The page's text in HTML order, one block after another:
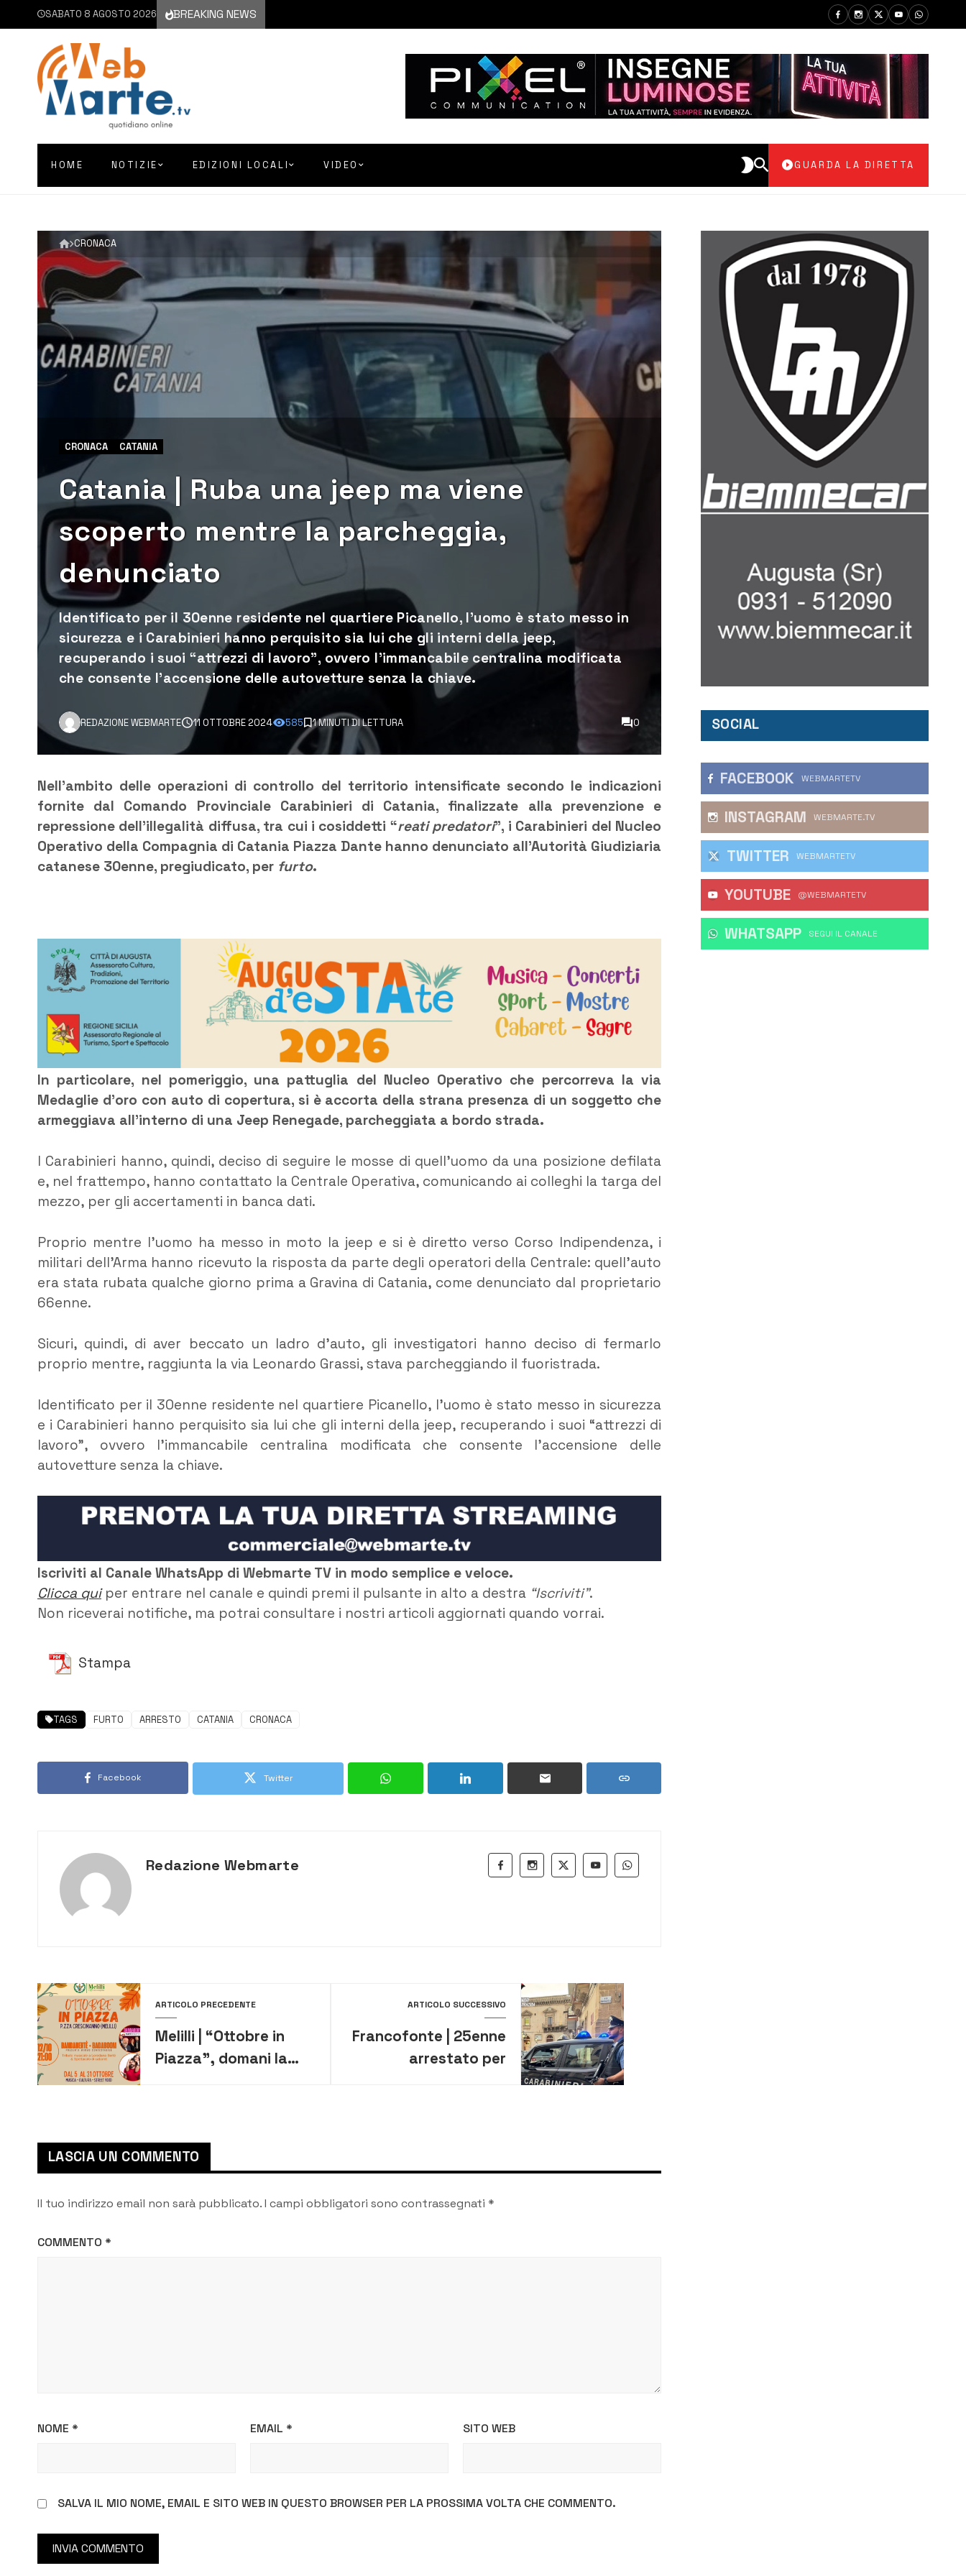
SABATO 8 AGOSTO 2026 BREAKING NEWS
HOME NOTIZIE EDIZIONI LOCALI VIDEO GUARDA LA DIRETTA
CRONACA
CRONACA CATANIA
Catania | Ruba una jeep ma viene
scoperto mentre la parcheggia,
denunciato
Identificato per il 30enne residente nel quartiere Picanello, l’uomo è stato messo in
sicurezza e i Carabinieri hanno perquisito sia lui che gli interni della jeep,
recuperando i suoi “attrezzi di lavoro”, ovvero l’immancabile centralina modificata
che consente l’accensione delle autovetture senza la chiave.
REDAZIONE WEBMARTE 11 OTTOBRE 2024 585 1 MINUTI DI LETTURA 0
Nell’ambito delle operazioni di controllo del territorio intensificate secondo le indicazioni
fornite dal Comando Provinciale Carabinieri di Catania, finalizzate alla prevenzione e
repressione dell’illegalità diffusa, tra cui i cosiddetti “reati predatori”, i Carabinieri del Nucleo
Operativo della Compagnia di Catania Piazza Dante hanno denunciato all’Autorità Giudiziaria
catanese 30enne, pregiudicato, per furto.
In particolare, nel pomeriggio, una pattuglia del Nucleo Operativo che percorreva la via
Medaglie d’oro con auto di copertura, si è accorta della strana presenza di un soggetto che
armeggiava all’interno di una Jeep Renegade, parcheggiata a bordo strada.
I Carabinieri hanno, quindi, deciso di seguire le mosse di quell’uomo da una posizione defilata
e, nel frattempo, hanno contattato la Centrale Operativa, comunicando ai colleghi la targa del
mezzo, per gli accertamenti in banca dati.
Proprio mentre l’uomo ha messo in moto la jeep e si è diretto verso Corso Indipendenza, i
militari dell’Arma hanno ricevuto la risposta da parte degli operatori della Centrale: quell’auto
era stata rubata qualche giorno prima a Gravina di Catania, come denunciato dal proprietario
66enne.
Sicuri, quindi, di aver beccato un ladro d’auto, gli investigatori hanno deciso di fermarlo
proprio mentre, raggiunta la via Leonardo Grassi, stava parcheggiando il fuoristrada.
Identificato per il 30enne residente nel quartiere Picanello, l’uomo è stato messo in sicurezza
e i Carabinieri hanno perquisito sia lui che gli interni della jeep, recuperando i suoi “attrezzi di
lavoro”, ovvero l’immancabile centralina modificata che consente l’accensione delle
autovetture senza la chiave.
Iscriviti al Canale WhatsApp di Webmarte TV in modo semplice e veloce.
Clicca quiper entrare nel canale e quindi premi il pulsante in alto a destra “Iscriviti”.
Non riceverai notifiche, ma potrai consultare i nostri articoli aggiornati quando vorrai.
Stampa
TAGS FURTO ARRESTO CATANIA CRONACA
Facebook Twitter
Redazione Webmarte
ARTICOLO PRECEDENTE
Melilli | “Ottobre in
Piazza”, domani la
ARTICOLO SUCCESSIVO
Francofonte | 25enne
arrestato per
LASCIA UN COMMENTO
Il tuo indirizzo email non sarà pubblicato.I campi obbligatori sono contrassegnati *
COMMENTO *
NOME * EMAIL * SITO WEB
SALVA IL MIO NOME, EMAIL E SITO WEB IN QUESTO BROWSER PER LA PROSSIMA VOLTA CHE COMMENTO.
SOCIAL
FACEBOOK WEBMARTETV
INSTAGRAM WEBMARTE.TV
TWITTER WEBMARTETV
YOUTUBE @WEBMARTETV
WHATSAPP ‎SEGUI IL CANALE